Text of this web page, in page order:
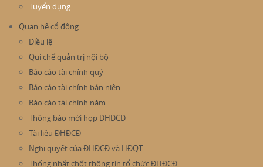
Tuyển dụng
Quan hệ cổ đông
Điều lệ
Qui chế quản trị nội bộ
Báo cáo tài chính quý
Báo cáo tài chính bán niên
Báo cáo tài chính năm
Thông báo mời họp ĐHĐCĐ
Tài liệu ĐHĐCĐ
Nghị quyết của ĐHĐCĐ và HĐQT
Thống nhất chốt thông tin tổ chức ĐHĐCĐ